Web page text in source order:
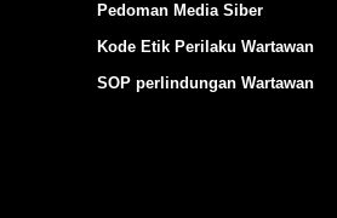
Pedoman Media Siber
Kode Etik Perilaku Wartawan
SOP perlindungan Wartawan